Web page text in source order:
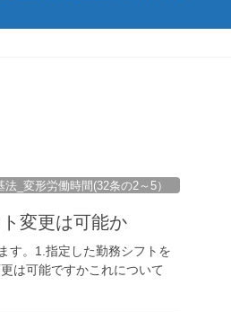
法_変形労働時間(32条の2～5）
変更は可能か
す。1.指定した勤務シフトを
は可能ですかこれについて